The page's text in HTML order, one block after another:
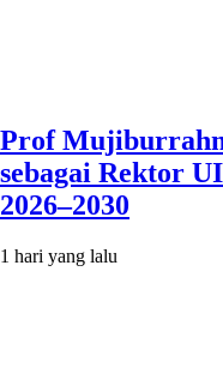
Prof
sebagai Rektor
2026–2030
1 hari yang lalu